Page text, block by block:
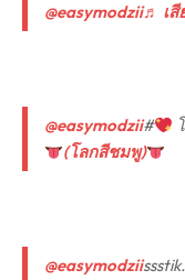
@easymodzii♬ เสี
@easymodzii#
(โลกสีชมพู)
@easymodzii